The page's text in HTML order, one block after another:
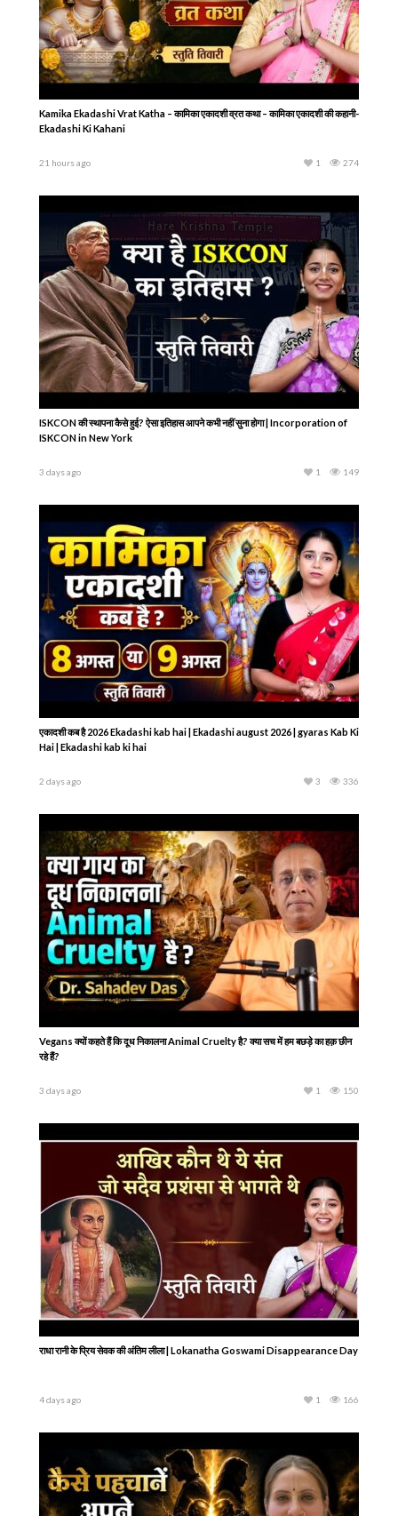
Kamika Ekadashi Vrat Katha – कामिका एकादशी व्रत कथा – कामिका एकादशी की कहानी-
Ekadashi Ki Kahani
21 hours ago 274
1
ISKCON की स्थापना कैसे हुई? ऐसा इतिहास आपने कभी नहीं सुना होगा | Incorporation of
ISKCON in New York
3 days ago 149
1
एकादशी कब है 2026 Ekadashi kab hai | Ekadashi august 2026 | gyaras Kab Ki
Hai | Ekadashi kab ki hai
2 days ago 336
3
Vegans क्यों कहते हैं कि दूध निकालना Animal Cruelty है? क्या सच में हम बछड़े का हक़ छीन
रहे हैं?
3 days ago 150
1
राधा रानी के प्रिय सेवक की अंतिम लीला | Lokanatha Goswami Disappearance Day
4 days ago 166
1